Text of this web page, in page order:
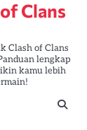
Clans
Clash of Clans
lengkap
kamu lebih